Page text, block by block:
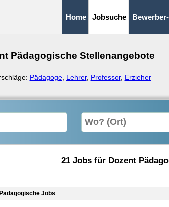
Home Jobsuche
Pädagogische Stellenangebote
Pädagoge, Lehrer, Professor, Erzieher
21 Jobs für Dozent
Jobs